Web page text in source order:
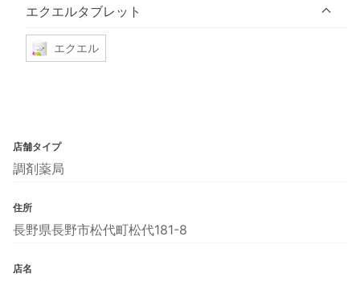
エクエルタブレット
エクエル
店舗タイプ
調剤薬局
住所
長野県長野市松代町松代181-8
店名